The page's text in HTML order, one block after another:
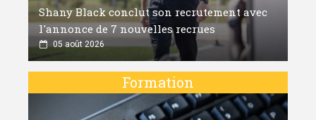
Shany Black conclut son recrutement avec
l'annonce de 7 nouvelles recrues
05 août 2026
Formation